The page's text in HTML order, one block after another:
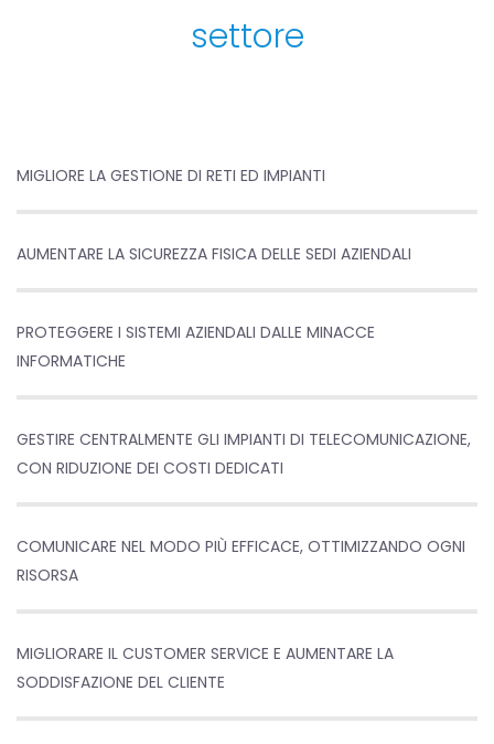
settore
MIGLIORE LA GESTIONE DI RETI ED IMPIANTI
AUMENTARE LA SICUREZZA FISICA DELLE SEDI AZIENDALI
PROTEGGERE I SISTEMI AZIENDALI DALLE MINACCE
INFORMATICHE
GESTIRE CENTRALMENTE GLI IMPIANTI DI TELECOMUNICAZIONE,
CON RIDUZIONE DEI COSTI DEDICATI
COMUNICARE NEL MODO PIÙ EFFICACE, OTTIMIZZANDO OGNI
RISORSA
MIGLIORARE IL CUSTOMER SERVICE E AUMENTARE LA
SODDISFAZIONE DEL CLIENTE